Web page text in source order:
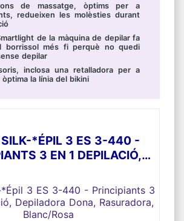
de massatge, òptims per a
redueixen les molèsties durant
de la màquina de depilar fa
borrissol més fi perquè no quedi
depilar
inclosa una retalladora per a
la línia del bikini
SILK-*ÉPIL 3 ES 3-440 -
3 EN 1 DEPILACIÓ,
BLANC/ROSA